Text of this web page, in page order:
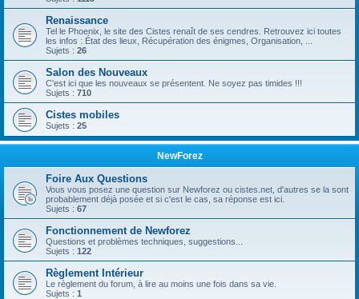
Renaissance
Tel le Phoenix, le site des Cistes renaît de ses cendres. Retrouvez ici toutes
les infos : État des lieux, Récupération des énigmes, Organisation, ...
Sujets : 26
Salon des Nouveaux
C'est ici que les nouveaux se présentent. Ne soyez pas timides !!!
Sujets : 710
Cistes mobiles
Sujets : 25
NewForez
Foire Aux Questions
Vous vous posez une question sur Newforez ou cistes.net, d'autres se la sont
probablement déjà posée et si c'est le cas, sa réponse est ici.
Sujets : 67
Fonctionnement de Newforez
Questions et problèmes techniques, suggestions...
Sujets : 122
Règlement Intérieur
Le règlement du forum, à lire au moins une fois dans sa vie.
Sujets : 1